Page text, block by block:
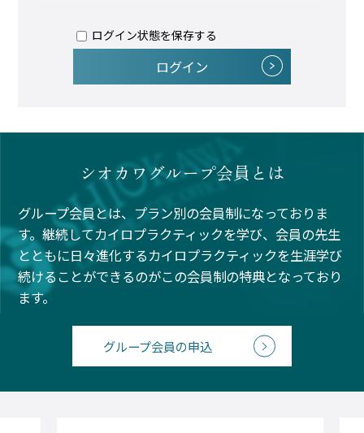
ログイン状態を保存する
シオカワグループ会員とは
グループ会員とは、プラン別の会員制になっておりま
す。継続してカイロプラクティックを学び、会員の先生
とともに日々進化するカイロプラクティックを生涯学び
続けることができるのがこの会員制の特典となっており
ます。
グループ会員の申込